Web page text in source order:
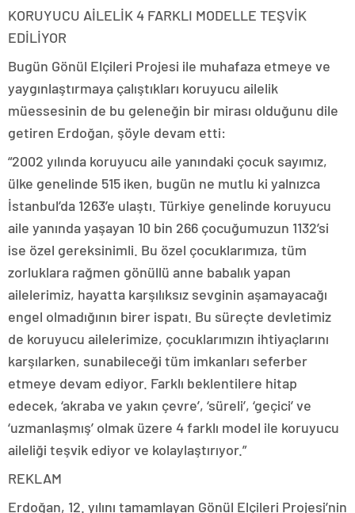
KORUYUCU AİLELİK 4 FARKLI MODELLE TEŞVİK
EDİLİYOR
Bugün Gönül Elçileri Projesi ile muhafaza etmeye ve
yaygınlaştırmaya çalıştıkları koruyucu ailelik
müessesinin de bu geleneğin bir mirası olduğunu dile
getiren Erdoğan, şöyle devam etti:
“2002 yılında koruyucu aile yanındaki çocuk sayımız,
ülke genelinde 515 iken, bugün ne mutlu ki yalnızca
İstanbul’da 1263’e ulaştı. Türkiye genelinde koruyucu
aile yanında yaşayan 10 bin 266 çocuğumuzun 1132’si
ise özel gereksinimli. Bu özel çocuklarımıza, tüm
zorluklara rağmen gönüllü anne babalık yapan
ailelerimiz, hayatta karşılıksız sevginin aşamayacağı
engel olmadığının birer ispatı. Bu süreçte devletimiz
de koruyucu ailelerimize, çocuklarımızın ihtiyaçlarını
karşılarken, sunabileceği tüm imkanları seferber
etmeye devam ediyor. Farklı beklentilere hitap
edecek, ‘akraba ve yakın çevre’, ‘süreli’, ‘geçici’ ve
‘uzmanlaşmış’ olmak üzere 4 farklı model ile koruyucu
aileliği teşvik ediyor ve kolaylaştırıyor.”
REKLAM
Erdoğan, 12. yılını tamamlayan Gönül Elçileri Projesi’nin